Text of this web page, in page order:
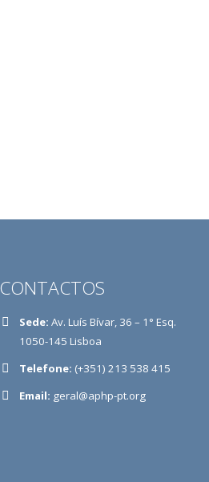
CONTACTOS
Sede: Av. Luís Bívar, 36 – 1° Esq.
1050-145 Lisboa
Telefone: (+351) 213 538 415
Email: geral@aphp-pt.org